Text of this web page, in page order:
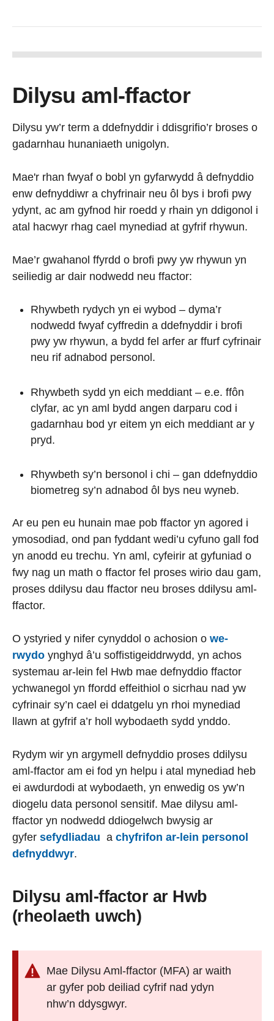
Dilysu aml-ffactor
Dilysu yw’r term a ddefnyddir i ddisgrifio’r broses o
gadarnhau hunaniaeth unigolyn.
Mae'r rhan fwyaf o bobl yn gyfarwydd â defnyddio
enw defnyddiwr a chyfrinair neu ôl bys i brofi pwy
ydynt, ac am gyfnod hir roedd y rhain yn ddigonol i
atal hacwyr rhag cael mynediad at gyfrif rhywun.
Mae’r gwahanol ffyrdd o brofi pwy yw rhywun yn
seiliedig ar dair nodwedd neu ffactor:
Rhywbeth rydych yn ei wybod – dyma’r
nodwedd fwyaf cyffredin a ddefnyddir i brofi
pwy yw rhywun, a bydd fel arfer ar ffurf cyfrinair
neu rif adnabod personol.
Rhywbeth sydd yn eich meddiant – e.e. ffôn
clyfar, ac yn aml bydd angen darparu cod i
gadarnhau bod yr eitem yn eich meddiant ar y
pryd.
Rhywbeth sy’n bersonol i chi – gan ddefnyddio
biometreg sy’n adnabod ôl bys neu wyneb.
Ar eu pen eu hunain mae pob ffactor yn agored i
ymosodiad, ond pan fyddant wedi’u cyfuno gall fod
yn anodd eu trechu. Yn aml, cyfeirir at gyfuniad o
fwy nag un math o ffactor fel proses wirio dau gam,
proses ddilysu dau ffactor neu broses ddilysu aml-
ffactor.
O ystyried y nifer cynyddol o achosion o we-
rwydo ynghyd â’u soffistigeiddrwydd, yn achos
systemau ar-lein fel Hwb mae defnyddio ffactor
ychwanegol yn ffordd effeithiol o sicrhau nad yw
cyfrinair sy’n cael ei ddatgelu yn rhoi mynediad
llawn at gyfrif a’r holl wybodaeth sydd ynddo.
Rydym wir yn argymell defnyddio proses ddilysu
aml-ffactor am ei fod yn helpu i atal mynediad heb
ei awdurdodi at wybodaeth, yn enwedig os yw’n
diogelu data personol sensitif. Mae dilysu aml-
ffactor yn nodwedd ddiogelwch bwysig ar
gyfer sefydliadau a chyfrifon ar-lein personol
defnyddwyr.
Dilysu aml-ffactor ar Hwb
(rheolaeth uwch)
Mae Dilysu Aml-ffactor (MFA) ar waith
ar gyfer pob deiliad cyfrif nad ydyn
nhw’n ddysgwyr.